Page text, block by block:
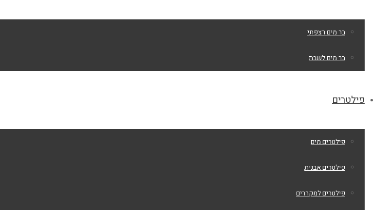
בר מים רצפתי
בר מים לשבת
פילטרים
פילטרים מים
פילטרים אבנית
פילטרים למקררים